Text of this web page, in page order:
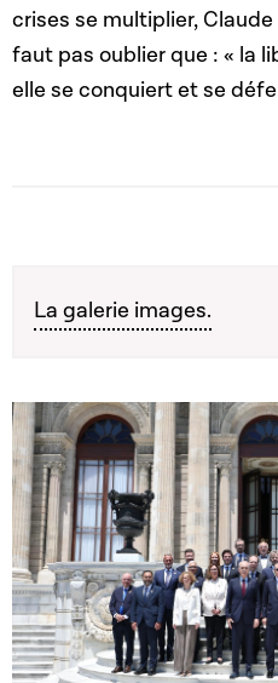
crises se multiplier,
faut pas oublier que : « la
elle se conquiert et se
La galerie images.